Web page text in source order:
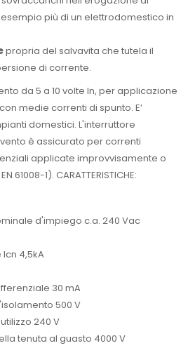
più di un elettrodomestico in
propria del salvavita che tutela il
di corrente.
da 5 a 10 volte In, per applicazione
medie correnti di spunto. E’
domestici. L'interruttore
è assicurato per correnti
applicate improvvisamente o
61008-1). CARATTERISTICHE:
d'impiego c.a. 240 Vac
4,5kA
30 mA
500 V
240 V
tenuta al guasto 4000 V